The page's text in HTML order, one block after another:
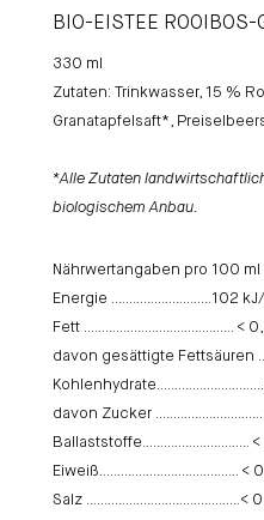
BIO-EISTEE ROOIBOS-
330 ml
Zutaten: Trinkwasser, 15 %
Granatapfelsaft*,
*Alle Zutaten
biologischem Anbau.
Nährwertangaben pro 100 ml
Energie ……………………….102 kJ/
Fett …………………………………… <
davon gesättigte Fettsäuren
davon Zucker
Ballaststoffe………………………… <
Eiweiß………………………………… <
Salz …………………………………….<